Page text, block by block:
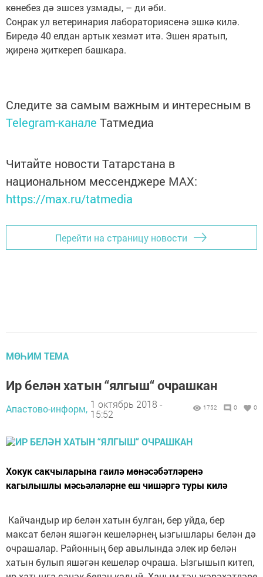
көнебез дә эшсез узмады, – ди әби.
Соңрак ул ветеринария лабораториясенә эшкә килә.
Биредә 40 елдан артык хезмәт итә. Эшен яратып,
җиренә җиткереп башкара.
Следите за самым важным и интересным в
Telegram-канале Татмедиа
Читайте новости Татарстана в
национальном мессенджере MАХ:
https://max.ru/tatmedia
Перейти на страницу новости
МӨҺИМ ТЕМА
Ир белән хатын “ялгыш“ очрашкан
Апастово-информ, 1 октябрь 2018 -
15:52
1752 0 0
Хокук сакчыларына гаилә мөнәсәбәтләренә
кагылышлы мәсьәләләрне еш чишәргә туры килә
Кайчандыр ир белән хатын булган, бер уйда, бер
максат белән яшәгән кешеләрнең ызгышлары белән дә
очрашалар. Районның бер авылында элек ир белән
хатын булып яшәгән кешеләр очраша. Ызгышып китеп,